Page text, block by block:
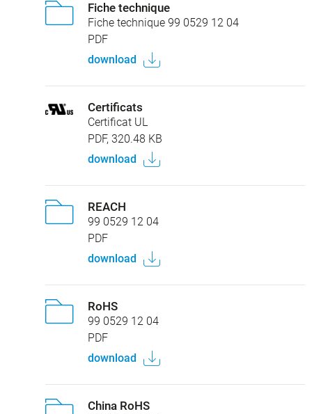
Fiche technique
Fiche technique 99 0529 12 04
PDF
download
Certificats
Certificat UL
PDF, 320.48 KB
download
REACH
99 0529 12 04
PDF
download
RoHS
99 0529 12 04
PDF
download
China RoHS